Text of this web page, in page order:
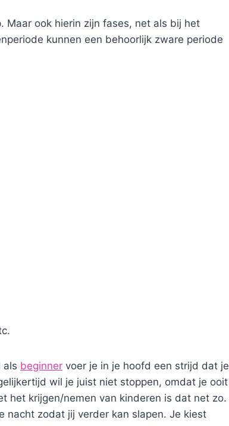
Maar ook hierin zijn fases, net als bij het
kunnen een behoorlijk zware periode
als beginner voer je in je hoofd een strijd dat je
wil je juist niet stoppen, omdat je ooit
het krijgen/nemen van kinderen is dat net zo.
nacht zodat jij verder kan slapen. Je kiest